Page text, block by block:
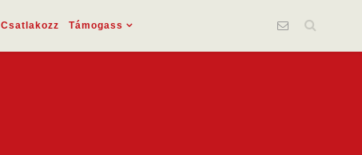
Csatlakozz Támogass